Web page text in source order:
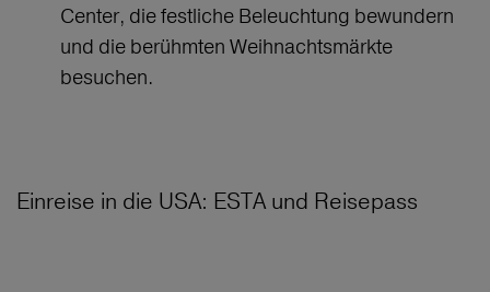
Center, die festliche Beleuchtung bewundern
und die berühmten Weihnachtsmärkte
besuchen.
Einreise in die USA: ESTA und Reisepass